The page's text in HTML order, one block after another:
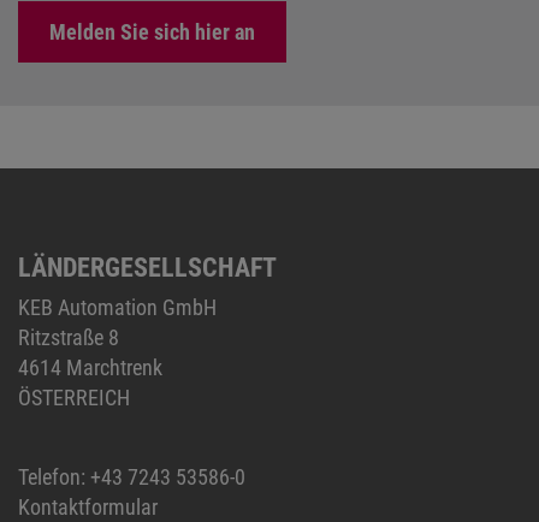
Melden Sie sich hier an
LÄNDERGESELLSCHAFT
KEB Automation GmbH
Ritzstraße 8
4614 Marchtrenk
ÖSTERREICH
Telefon: +43 7243 53586-0
Kontaktformular